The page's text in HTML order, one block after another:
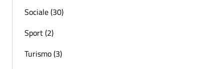
Sociale (30)
Sport (2)
Turismo (3)